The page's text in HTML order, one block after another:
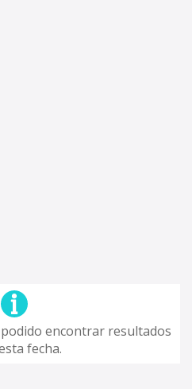
encontrar resultados
fecha.